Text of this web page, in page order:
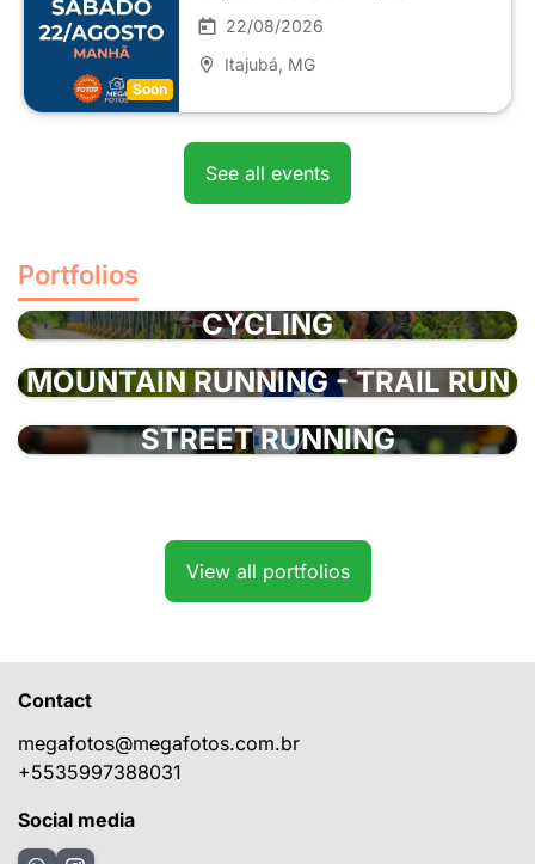
Soon
22/08/2026
Itajubá , MG
See all events
Portfolios
CYCLING
MOUNTAIN RUNNING - TRAIL RUN
STREET RUNNING
View all portfolios
Contact
megafotos@megafotos.com.br
+5535997388031
Social media